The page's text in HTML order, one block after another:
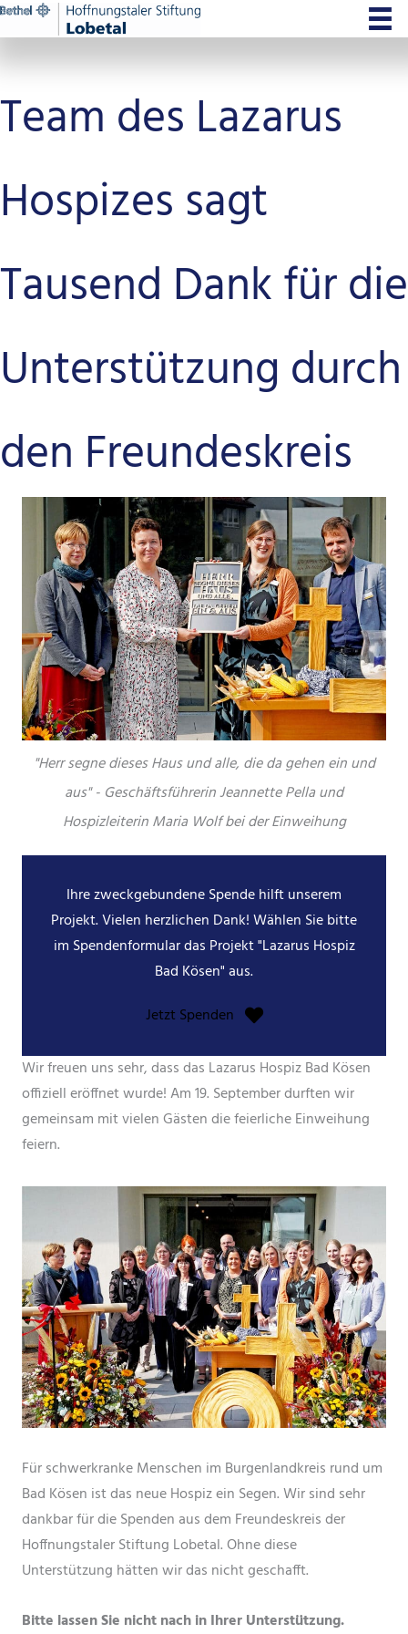
Zum
Inhalt
Team des Lazarus
Hospizes sagt
Tausend Dank für die
Unterstützung durch
den Freundeskreis
"Herr segne dieses Haus und alle, die da gehen ein und
aus" - Geschäftsführerin Jeannette Pella und
Hospizleiterin Maria Wolf bei der Einweihung
Ihre zweckgebundene Spende hilft unserem
Projekt. Vielen herzlichen Dank! Wählen Sie bitte
im Spendenformular das Projekt "Lazarus Hospiz
Bad Kösen" aus.
Jetzt Spenden
Wir freuen uns sehr, dass das Lazarus Hospiz Bad Kösen
offiziell eröffnet wurde! Am 19. September durften wir
gemeinsam mit vielen Gästen die feierliche Einweihung
feiern.
Für schwerkranke Menschen im Burgenlandkreis rund um
Bad Kösen ist das neue Hospiz ein Segen. Wir sind sehr
dankbar für die Spenden aus dem Freundeskreis der
Hoffnungstaler Stiftung Lobetal. Ohne diese
Unterstützung hätten wir das nicht geschafft.
Bitte lassen Sie nicht nach in Ihrer Unterstützung.